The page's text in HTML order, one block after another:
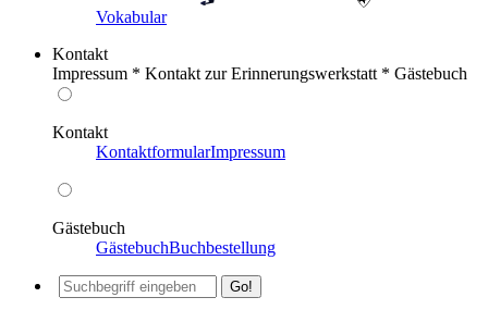
Vokabular
Kontakt
Impressum * Kontakt zur Erinnerungswerkstatt * Gästebuch
Kontakt
KontaktformularImpressum
Gästebuch
GästebuchBuchbestellung